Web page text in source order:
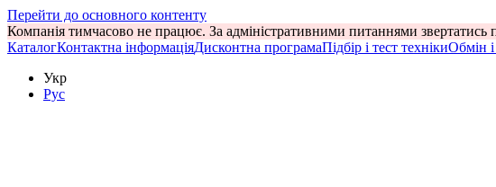
Перейти до основного контенту
Компанія тимчасово не працює. За адміністративними питаннями звертатись
КаталогКонтактна інформаціяДисконтна програмаПідбір і тест технікиОбмін
Укр
Рус